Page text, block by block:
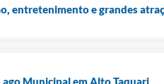
entretenimento e grandes
Municipal em Alto Taquari